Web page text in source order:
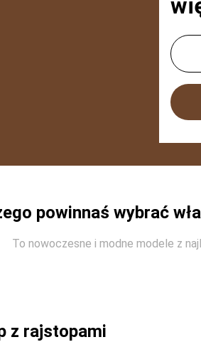
powinnaś wybrać
To nowoczesne i modne modele z
z rajstopami